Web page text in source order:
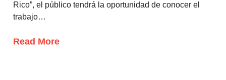
Rico”, el público tendrá la oportunidad de conocer el
trabajo…
Read More